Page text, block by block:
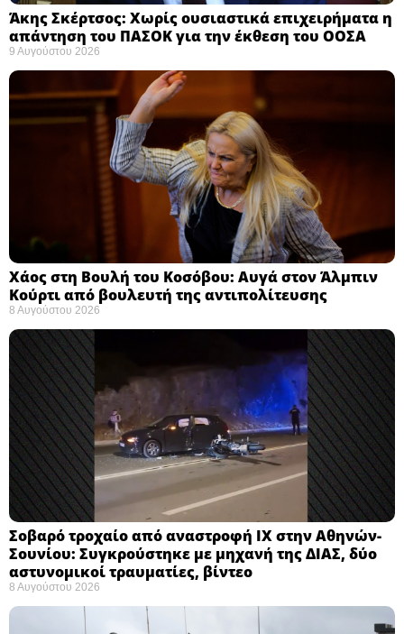
Άκης Σκέρτσος: Χωρίς ουσιαστικά επιχειρήματα η
απάντηση του ΠΑΣΟΚ για την έκθεση του ΟΟΣΑ ​
9 Αυγούστου 2026
Χάος στη Βουλή του Κοσόβου: Αυγά στον Άλμπιν
Κούρτι από βουλευτή της αντιπολίτευσης
8 Αυγούστου 2026
Σοβαρό τροχαίο από αναστροφή ΙΧ στην Αθηνών-
Σουνίου: Συγκρούστηκε με μηχανή της ΔΙΑΣ, δύο
αστυνομικοί τραυματίες, βίντεο
8 Αυγούστου 2026